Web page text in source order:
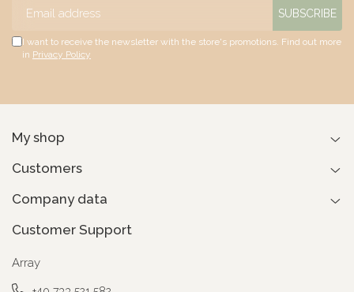
I want to receive the newsletter with the store's promotions. Find out more
in Privacy Policy
My shop
Customers
Company data
Customer Support
Array